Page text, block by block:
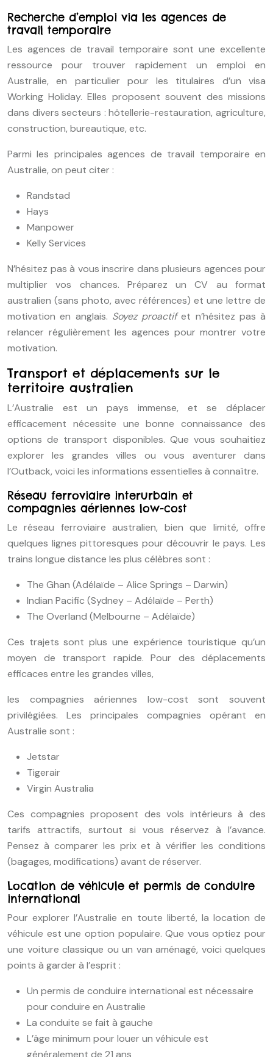
Recherche d’emploi via les agences de
travail temporaire
Les agences de travail temporaire sont une excellente
ressource pour trouver rapidement un emploi en
Australie, en particulier pour les titulaires d’un visa
Working Holiday. Elles proposent souvent des missions
dans divers secteurs : hôtellerie-restauration, agriculture,
construction, bureautique, etc.
Parmi les principales agences de travail temporaire en
Australie, on peut citer :
Randstad
Hays
Manpower
Kelly Services
N’hésitez pas à vous inscrire dans plusieurs agences pour
multiplier vos chances. Préparez un CV au format
australien (sans photo, avec références) et une lettre de
motivation en anglais. Soyez proactifet n’hésitez pas à
relancer régulièrement les agences pour montrer votre
motivation.
Transport et déplacements sur le
territoire australien
L’Australie est un pays immense, et se déplacer
efficacement nécessite une bonne connaissance des
options de transport disponibles. Que vous souhaitiez
explorer les grandes villes ou vous aventurer dans
l’Outback, voici les informations essentielles à connaître.
Réseau ferroviaire interurbain et
compagnies aériennes low-cost
Le réseau ferroviaire australien, bien que limité, offre
quelques lignes pittoresques pour découvrir le pays. Les
trains longue distance les plus célèbres sont :
The Ghan (Adélaïde – Alice Springs – Darwin)
Indian Pacific (Sydney – Adélaïde – Perth)
The Overland (Melbourne – Adélaïde)
Ces trajets sont plus une expérience touristique qu’un
moyen de transport rapide. Pour des déplacements
efficaces entre les grandes villes,
les compagnies aériennes low-cost sont souvent
privilégiées. Les principales compagnies opérant en
Australie sont :
Jetstar
Tigerair
Virgin Australia
Ces compagnies proposent des vols intérieurs à des
tarifs attractifs, surtout si vous réservez à l’avance.
Pensez à comparer les prix et à vérifier les conditions
(bagages, modifications) avant de réserver.
Location de véhicule et permis de conduire
international
Pour explorer l’Australie en toute liberté, la location de
véhicule est une option populaire. Que vous optiez pour
une voiture classique ou un van aménagé, voici quelques
points à garder à l’esprit :
Un permis de conduire international est nécessaire
pour conduire en Australie
La conduite se fait à gauche
L’âge minimum pour louer un véhicule est
généralement de 21 ans